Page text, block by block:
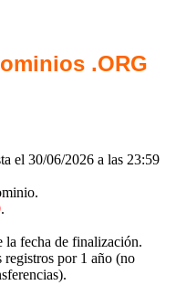
.ORG
el 30/06/2026 a las 23:59
.
.
la fecha de finalización.
por 1 año (no